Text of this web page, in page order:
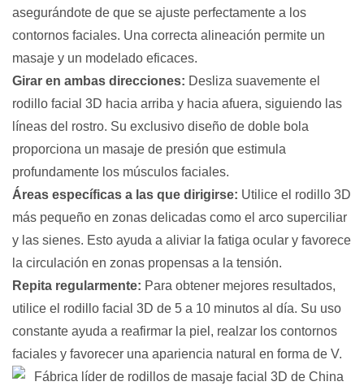
asegurándote de que se ajuste perfectamente a los
contornos faciales. Una correcta alineación permite un
masaje y un modelado eficaces.
Girar en ambas direcciones: Desliza suavemente el
rodillo facial 3D hacia arriba y hacia afuera, siguiendo las
líneas del rostro. Su exclusivo diseño de doble bola
proporciona un masaje de presión que estimula
profundamente los músculos faciales.
Áreas específicas a las que dirigirse: Utilice el rodillo 3D
más pequeño en zonas delicadas como el arco superciliar
y las sienes. Esto ayuda a aliviar la fatiga ocular y favorece
la circulación en zonas propensas a la tensión.
Repita regularmente: Para obtener mejores resultados,
utilice el rodillo facial 3D de 5 a 10 minutos al día. Su uso
constante ayuda a reafirmar la piel, realzar los contornos
faciales y favorecer una apariencia natural en forma de V.